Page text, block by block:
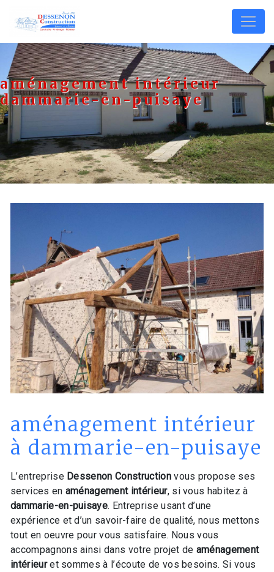
aménagement intérieur
dammarie-en-puisaye
aménagement intérieur
à dammarie-en-puisaye
L’entreprise Dessenon Constructionvous propose ses
services en aménagement intérieur, si vous habitez à
dammarie-en-puisaye. Entreprise usant d’une
expérience et d’un savoir-faire de qualité, nous mettons
tout en oeuvre pour vous satisfaire. Nous vous
accompagnons ainsi dans votre projet de aménagement
intérieuret sommes à l’écoute de vos besoins. Si vous